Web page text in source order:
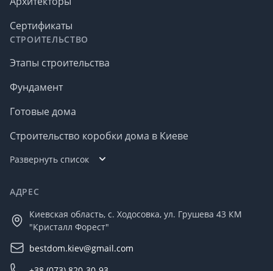
Сертификаты
СТРОИТЕЛЬСТВО
Этапы строительства
Фундамент
Готовые дома
Строительство коробки дома в Киеве
Развернуть список
АДРЕС
Киевская область, с. Ходосовка, ул. Грушева 43 КМ
"Кристалл Форест"
bestdom.kiev@gmail.com